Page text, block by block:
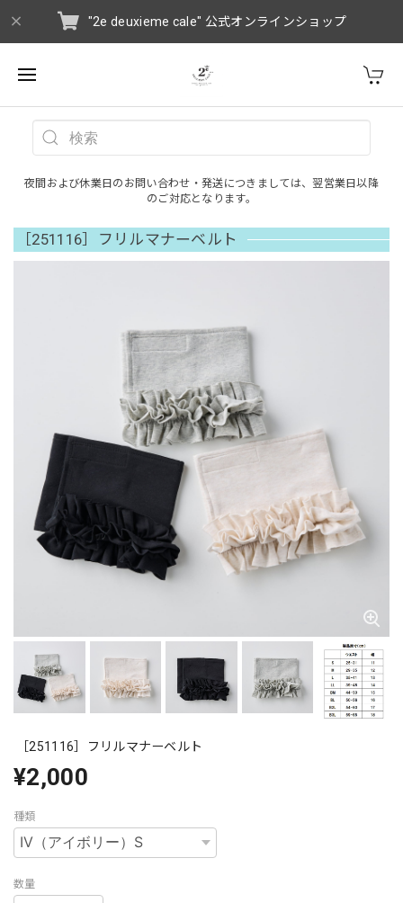
"2e deuxieme cale" 公式オンラインショップ
夜間および休業日のお問い合わせ・発送につきましては、翌営業日以降
のご対応となります。
［251116］フリルマナーベルト
［251116］フリルマナーベルト
¥2,000
種類
数量